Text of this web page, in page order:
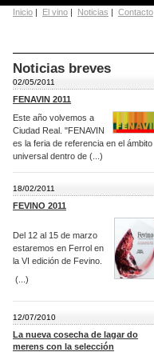
Inicio | El vino | Noticias | Contacto
Noticias breves
02/05/2011
FENAVIN 2011
Este año volvemos a
Ciudad Real. "FENAVIN
es la feria de referencia en el ámbito
universal dentro de (...)
18/02/2011
FEVINO 2011
Del 12 al 15 de marzo
estaremos en Ferrol en
la VI edición de Fevino.
(...)
12/07/2010
La nueva cosecha de lagar do
merens con la selección